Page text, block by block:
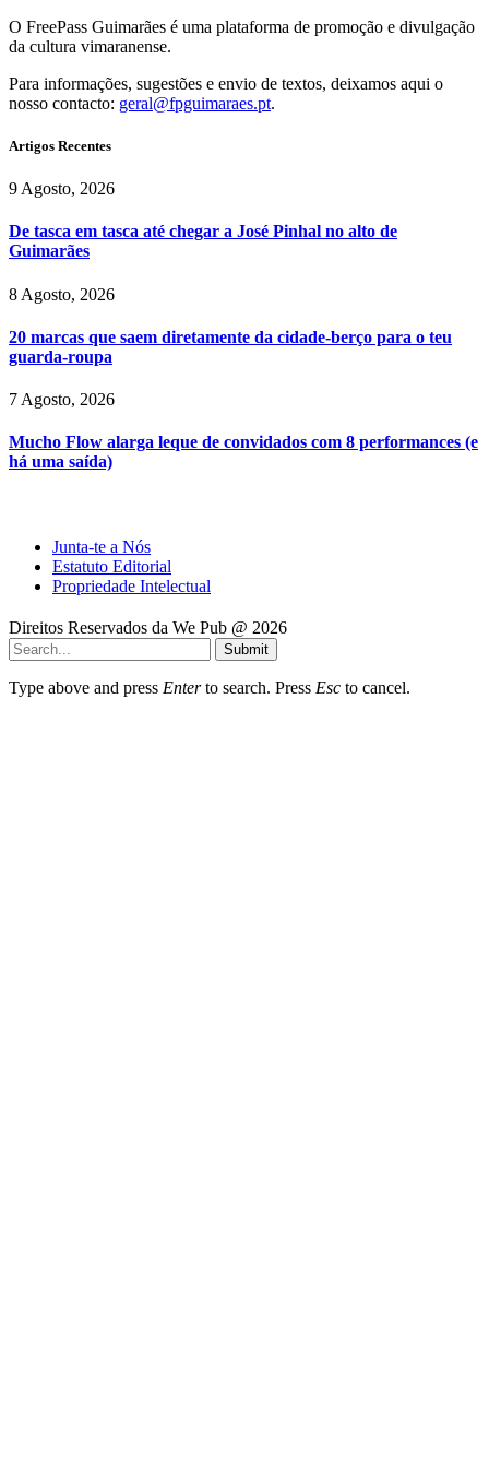
O FreePass Guimarães é uma plataforma de promoção e divulgação
da cultura vimaranense.
Para informações, sugestões e envio de textos, deixamos aqui o
nosso contacto: geral@fpguimaraes.pt.
Artigos Recentes
9 Agosto, 2026
De tasca em tasca até chegar a José Pinhal no alto de
Guimarães
8 Agosto, 2026
20 marcas que saem diretamente da cidade-berço para o teu
guarda-roupa
7 Agosto, 2026
Mucho Flow alarga leque de convidados com 8 performances (e
há uma saída)
Junta-te a Nós
Estatuto Editorial
Propriedade Intelectual
Direitos Reservados da We Pub @ 2026
Submit
Type above and press Enterto search. Press Esc to cancel.